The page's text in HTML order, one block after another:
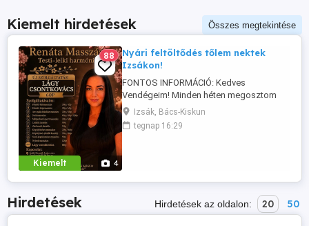
Kiemelt hirdetések Összes megtekintése
Kiemelt 4
88
Nyári feltöltődés tőlem nektek
Izsákon!
FONTOS INFORMÁCIÓ: Kedves
Vendégeim! Minden héten megosztom
veletek, hogy mely napokon tudok egész
nap masszázs időpontokat vállalni.
Ezeken a kiemelt napokon rugalmasabb
Ha szeretnél ...
Izsák, Bács-Kiskun
tegnap 16:29
Hirdetések Hirdetések az oldalon: 20 50